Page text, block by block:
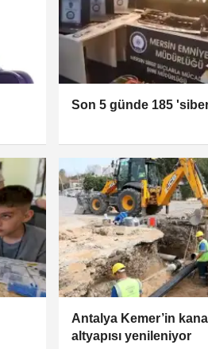
Son 5 günde 185
Antalya Kemer’in
altyapısı yenileniyor